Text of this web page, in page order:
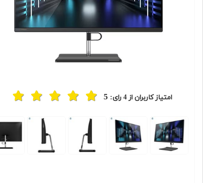
امتیاز کاربران از4رای: 5
Previous